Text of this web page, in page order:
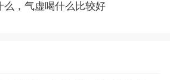
么，气虚喝什么比较好